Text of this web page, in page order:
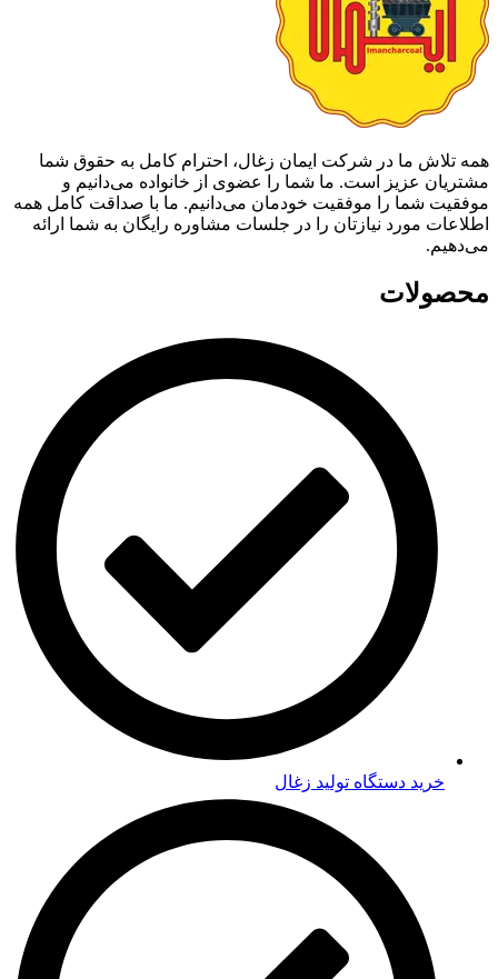
همه تلاش ما در شرکت ایمان زغال، احترام کامل به حقوق شما
مشتریان عزیز است. ما شما را عضوی از خانواده می‌دانیم و
موفقیت شما را موفقیت خودمان می‌دانیم. ما با صداقت کامل همه
اطلاعات مورد نیازتان را در جلسات مشاوره رایگان به شما ارائه
می‌دهیم.
محصولات
خرید دستگاه تولید زغال